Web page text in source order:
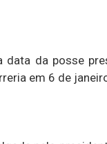
data da posse
em 6 de